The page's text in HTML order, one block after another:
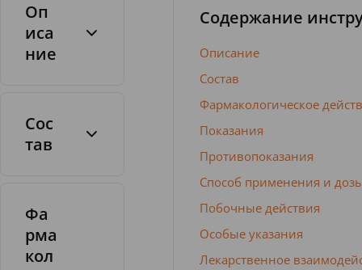
Оп
иса
ние
Сос
тав
я
Фа
рма
кол
Содержание
Описание
Состав
Фармакологическое
Показания
Противопоказания
Способ применения и
Побочные действия
Особые указания
Лекарственное